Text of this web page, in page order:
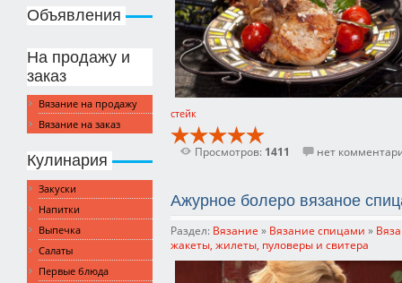
Объявления
На продажу и
заказ
Вязание на продажу
Вязание на заказ
Кулинария
Закуски
Напитки
Выпечка
Салаты
Первые блюда
стейк
Просмотров: 1411 нет
Ажурное болеро вязаное
Раздел: Вязание » Вязание спицами »
жакеты, жилеты, пуловеры и свитера